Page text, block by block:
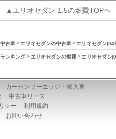
▲エリオセダン 1.5の燃費TOPへ
古車 エリオセダンの中古車 エリオセダン
ンキング エリオセダンの燃費 エリオセダン
カーセンサーエッジ・輸入車
中古車リース
シー
利用規約
お問い合わせ